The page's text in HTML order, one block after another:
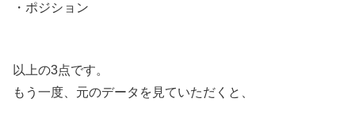
・ポジション
以上の3点です。
もう一度、元のデータを見ていただくと、